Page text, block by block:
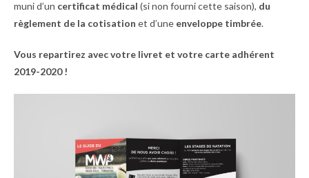
muni d’un certificat médical (si non fourni cette saison), du
règlement de la cotisation et d’une enveloppe timbrée.
Vous repartirez avec votre livret et votre carte adhérent
2019-2020 !